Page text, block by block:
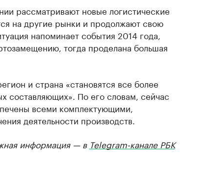
рассматривают новые логистические
на другие рынки и продолжают свою
напоминает события 2014 года,
тогда проделана большая
и страна «становятся все более
составляющих». По его словам, сейчас
всеми комплектующими,
деятельности производств.
информация — в Telegram-канале РБК